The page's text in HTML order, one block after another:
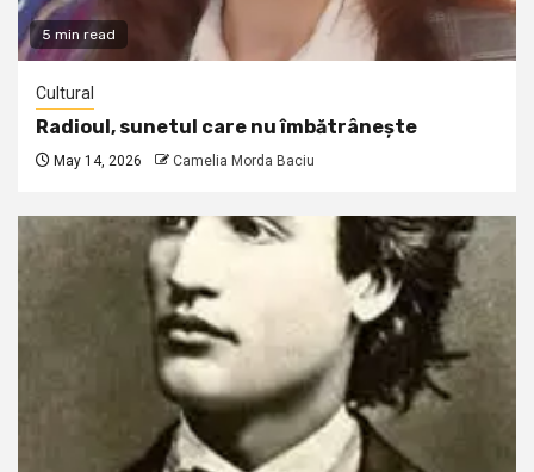
5 min read
Cultural
Radioul, sunetul care nu îmbătrânește
May 14, 2026 Camelia Morda Baciu